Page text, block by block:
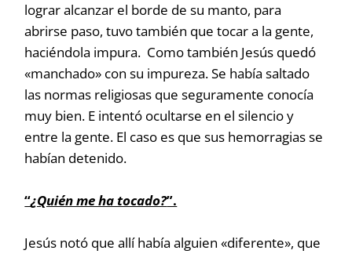
lograr alcanzar el borde de su manto, para
abrirse paso, tuvo también que tocar a la gente,
haciéndola impura. Como también Jesús quedó
«manchado» con su impureza. Se había saltado
las normas religiosas que seguramente conocía
muy bien. E intentó ocultarse en el silencio y
entre la gente. El caso es que sus hemorragias se
habían detenido.
“¿Quién me ha tocado?”.
Jesús notó que allí había alguien «diferente», que